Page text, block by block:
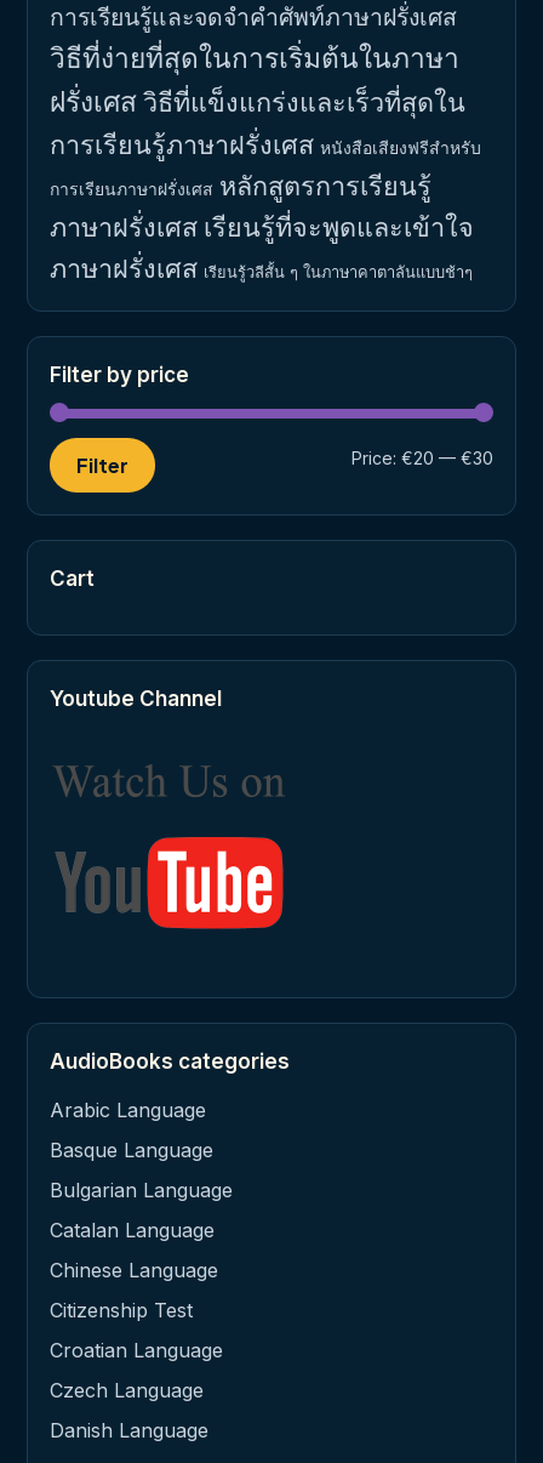
การเรียนรู้และจดจำคำศัพท์ภาษาฝรั่งเศส
วิธีที่ง่ายที่สุดในการเริ่มต้นในภาษา
ฝรั่งเศสวิธีที่แข็งแกร่งและเร็วที่สุดใน
การเรียนรู้ภาษาฝรั่งเศส หนังสือเสียงฟรีสำหรับ
การเรียนภาษาฝรั่งเศส หลักสูตรการเรียนรู้
ภาษาฝรั่งเศส เรียนรู้ที่จะพูดและเข้าใจ
ภาษาฝรั่งเศส เรียนรู้วลีสั้น ๆ ในภาษาคาตาลันแบบช้าๆ
Filter by price
Filter Price: €20 — €30
Cart
Youtube Channel
AudioBooks categories
Arabic Language
Basque Language
Bulgarian Language
Catalan Language
Chinese Language
Citizenship Test
Croatian Language
Czech Language
Danish Language